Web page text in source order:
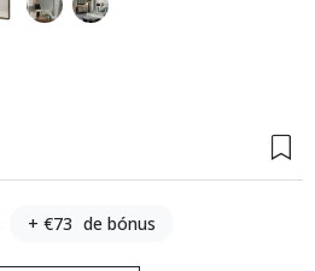
+ €73 de bónus